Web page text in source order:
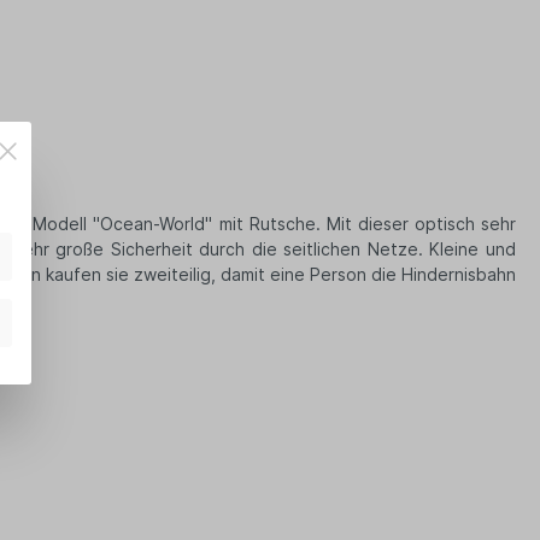
Modell "Ocean-World" mit Rutsche. Mit dieser optisch sehr
sehr große Sicherheit durch die seitlichen Netze. Kleine und
kaufen sie zweiteilig, damit eine Person die Hindernisbahn